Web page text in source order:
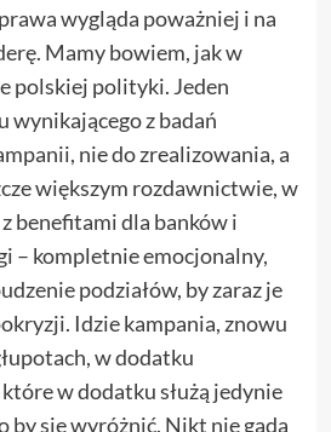
wygląda poważniej i na
Mamy bowiem, jak w
polskiej polityki. Jeden
wynikającego z badań
nie do zrealizowania, a
większym rozdawnictwie, w
benefitami dla banków i
– kompletnie emocjonalny,
podziałów, by zaraz je
Idzie kampania, znowu
w dodatku
w dodatku służą jedynie
by się wyróżnić. Nikt nie gada